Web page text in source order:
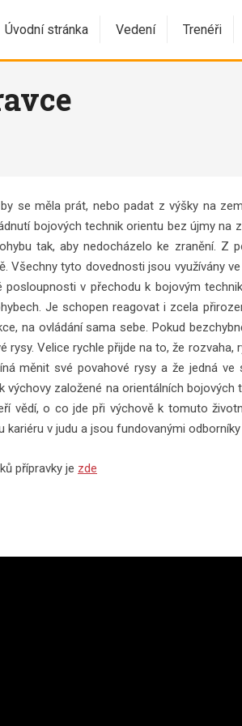
Úvodní stránka Vedení Trenéři
se měla prát, nebo padat z výšky na
bojových technik orientu bez újmy
tak, aby nedocházelo ke zranění.
Všechny tyto dovednosti jsou využívány
v přechodu k bojovým
Je schopen reagovat i zcela
na ovládání sama sebe. Pokud
rysy. Velice rychle přijde na to, že
měnit své povahové rysy a že jedná
založené na orientálních
vědí, o co jde při výchově k tomuto
v judu a jsou fundovanými
přípravky je zde